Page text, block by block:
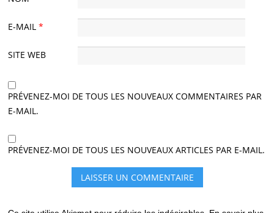
E-MAIL*
SITE WEB
PRÉVENEZ-MOI DE TOUS LES NOUVEAUX COMMENTAIRES PAR
E-MAIL.
PRÉVENEZ-MOI DE TOUS LES NOUVEAUX ARTICLES PAR E-MAIL.